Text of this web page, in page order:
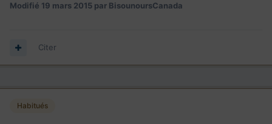
Modifié 19 mars 2015 par BisounoursCanada
Citer
Habitués